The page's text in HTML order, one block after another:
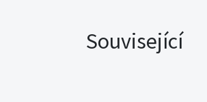
Související